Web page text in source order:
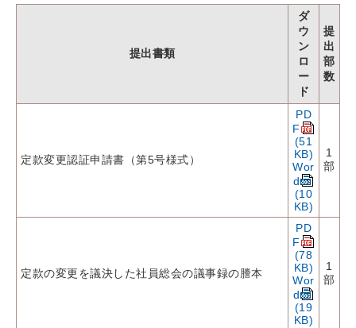
提出書類
ダ
ウ
ン
ロ
ー
ド
提
出
部
数
定款変更認証申請書（第5号様式）
PD
F
(51
KB)
Wor
d
(10
KB)
1
部
定款の変更を議決した社員総会の議事録の謄本
PD
F
(78
KB)
Wor
d
(19
KB)
1
部